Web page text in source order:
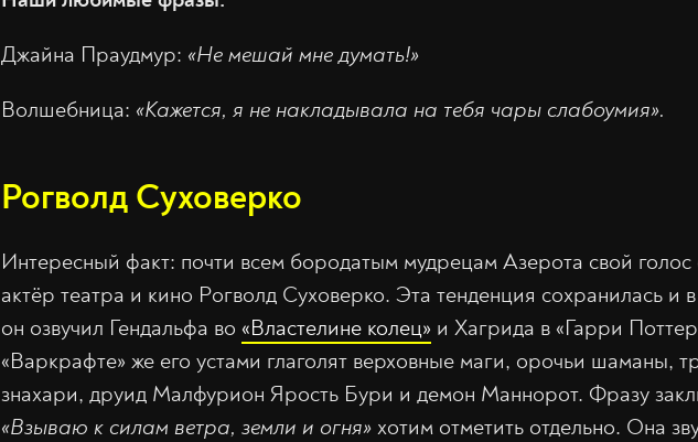
Джайна Праудмур: «Не мешай мне думать!»
Волшебница: «Кажется, я не накладывала на тебя чары слабоумия».
Рогволд Суховерко
Интересный факт: почти всем бородатым мудрецам Азерота свой голос
актёр театра и кино Рогволд Суховерко. Эта тенденция сохранилась и
он озвучил Гендальфа во «Властелине колец» и Хагрида в «Гарри
«Варкрафте» же его устами глаголят верховные маги, орочьи шаманы,
знахари, друид Малфурион Ярость Бури и демон Маннорот. Фразу
«Взываю к силам ветра, земли и огня» хотим отметить отдельно. Она